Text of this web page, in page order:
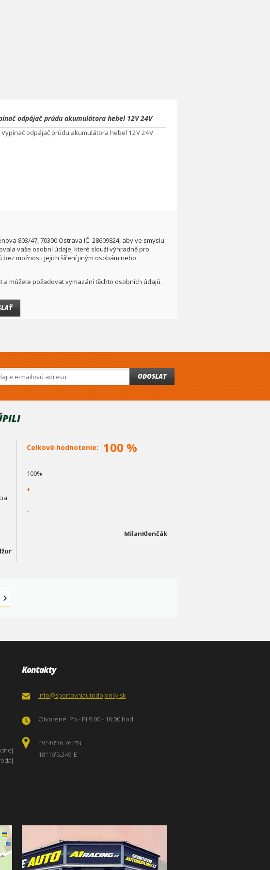
odpájač prúdu akumulátora hebel 12V 24V
803/47, 70300 Ostrava IČ: 28609824, aby ve smyslu
vaše osobní údaje, které slouží výhradně pro
možnosti jejích šíření jiným osobám nebo
můžete požadovat vymazání těchto osobních údajů.
ODOSLAT
Celkové hodnotenie: 100 %
100%
+
-
MilanKlenčák
Kontakty
info@sportovniautodoplnky.sk
Otvorené: Po - Pi 9:00 - 16:00 hod.
49°48'36.762"N
18°16'5.249"E